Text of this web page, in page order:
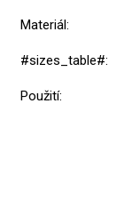
Materiál:
#sizes_table#:
Použití: